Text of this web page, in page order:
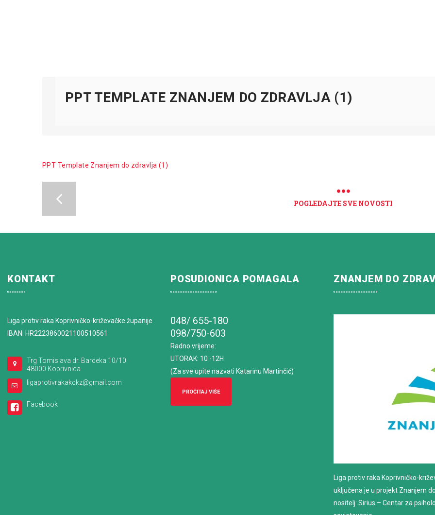
PPT TEMPLATE ZNANJEM DO ZDRAVLJA (1)
PPT Template Znanjem do zdravlja (1)
POGLEDAJTE SVE NOVOSTI
KONTAKT
Liga protiv raka Koprivničko-križevačke županije
IBAN: HR2223860021100510561
Trg Tomislava dr. Bardeka 10/10
48000 Koprivnica
ligaprotivrakakckz@gmail.com
Facebook
POSUDIONICA POMAGALA
048/ 655-180
098/750-603
Radno vrijeme:
UTORAK: 10 -12H
(Za sve upite nazvati Katarinu Martinčić)
PROČITAJ VIŠE
ZNANJEM DO
Liga protiv raka Koprivničko-
uključena je u projekt Znanjem
nositelj: Sirius – Centar za